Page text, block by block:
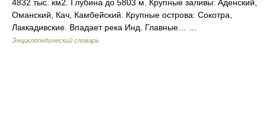
4832 тыс. км2. Глубина до 5803 м. Крупные заливы: Аденский,
Оманский, Кач, Камбейский. Крупные острова: Сокотра,
Лаккадивские. Впадает река Инд. Главные… …
Энциклопедический словарь